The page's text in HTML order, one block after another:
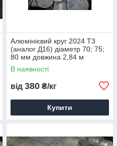
Алюмінієвий круг 2024 Т3
(аналог Д16) діаметр 70; 75;
80 мм довжина 2,84 м
доставка порізування
паковання
В наявності
від 380 ₴/кг
Купити